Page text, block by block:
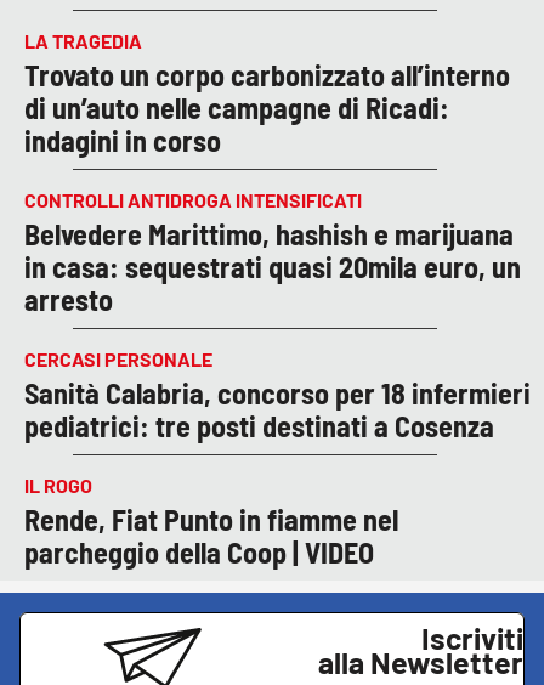
LA TRAGEDIA
Trovato un corpo carbonizzato all’interno
di un’auto nelle campagne di Ricadi:
indagini in corso
CONTROLLI ANTIDROGA INTENSIFICATI
Belvedere Marittimo, hashish e marijuana
in casa: sequestrati quasi 20mila euro, un
arresto
CERCASI PERSONALE
Sanità Calabria, concorso per 18 infermieri
pediatrici: tre posti destinati a Cosenza
IL ROGO
Rende, Fiat Punto in fiamme nel
parcheggio della Coop | VIDEO
Iscriviti
alla Newsletter